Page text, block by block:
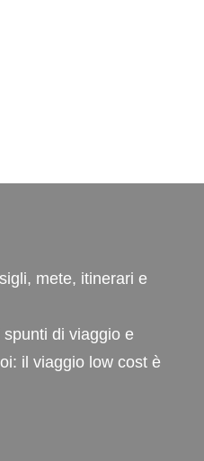
mete, itinerari e
di viaggio e
il viaggio low cost è